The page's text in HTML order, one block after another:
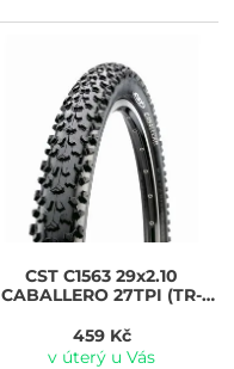
CST C1563 29x2.10
CABALLERO 27TPI (TR-
459 Kč
v úterý u Vás